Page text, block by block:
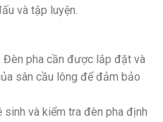
và tập luyện.
pha cần được lắp đặt và
sân cầu lông để đảm bảo
và kiểm tra đèn pha định